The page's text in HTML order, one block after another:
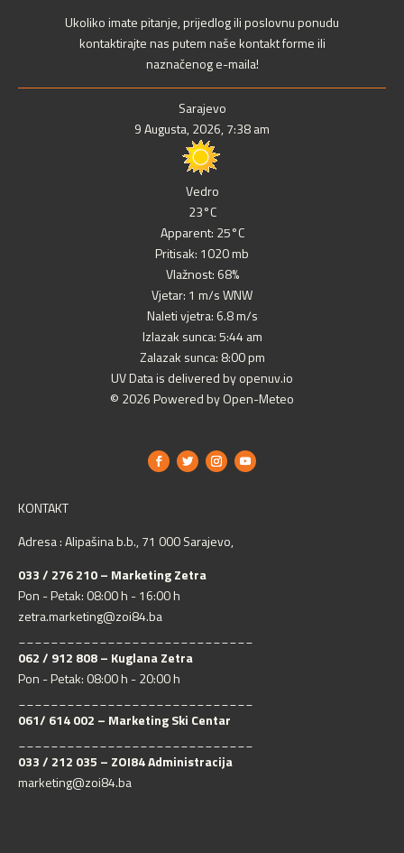
Ukoliko imate pitanje, prijedlog ili poslovnu ponudu
kontaktirajte nas putem naše kontakt forme ili
naznačenog e-maila!
Sarajevo
9 Augusta, 2026, 7:38 am
Vedro
23°C
Apparent: 25°C
Pritisak: 1020 mb
Vlažnost: 68%
Vjetar: 1 m/s WNW
Naleti vjetra: 6.8 m/s
Izlazak sunca: 5:44 am
Zalazak sunca: 8:00 pm
UV Data is delivered by openuv.io
© 2026 Powered by Open-Meteo
KONTAKT
Adresa : Alipašina b.b., 71 000 Sarajevo,
033 / 276 210 – Marketing Zetra
Pon - Petak: 08:00 h - 16:00 h
zetra.marketing@zoi84.ba
062 / 912 808 – Kuglana Zetra
Pon - Petak: 08:00 h - 20:00 h
061/ 614 002 – Marketing Ski Centar
033 / 212 035 – ZOI84 Administracija
marketing@zoi84.ba